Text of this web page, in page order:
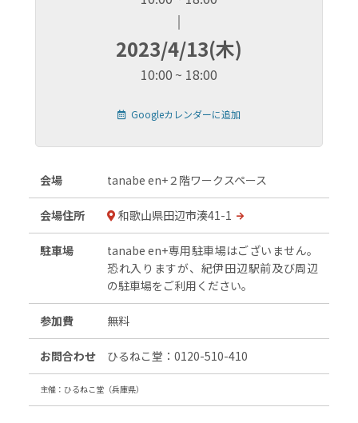
2023/4/13(木)
10:00 18:00
Googleカレンダーに追加
会場 tanabe en+２階ワークスペース
会場住所 和歌山県田辺市湊41-1
駐車場
tanabe en+専用駐車場はございません。
恐れ入りますが、紀伊田辺駅前及び周辺
の駐車場をご利用ください。
参加費 無料
お問合わせ ひるねこ堂：0120-510-410
主催：ひるねこ堂（兵庫県）